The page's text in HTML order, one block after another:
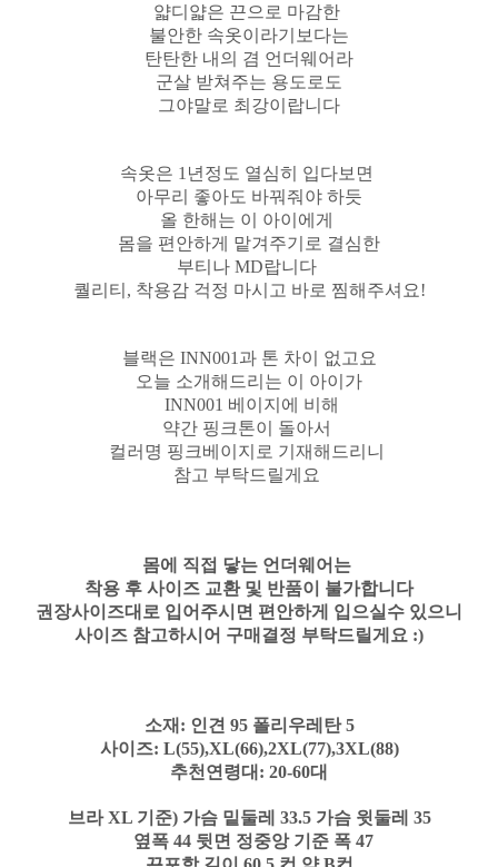
얇디얇은 끈으로 마감한
불안한 속옷이라기보다는
탄탄한 내의 겸 언더웨어라
군살 받쳐주는 용도로도
그야말로 최강이랍니다
속옷은 1년정도 열심히 입다보면
아무리 좋아도 바꿔줘야 하듯
올 한해는 이 아이에게
몸을 편안하게 맡겨주기로 결심한
부티나 MD랍니다
퀄리티, 착용감 걱정 마시고 바로 찜해주셔요!
블랙은 INN001과 톤 차이 없고요
오늘 소개해드리는 이 아이가
INN001 베이지에 비해
약간 핑크톤이 돌아서
컬러명 핑크베이지로 기재해드리니
참고 부탁드릴게요
몸에 직접 닿는 언더웨어는
착용 후 사이즈 교환 및 반품이 불가합니다
권장사이즈대로 입어주시면 편안하게 입으실수 있으니
사이즈 참고하시어 구매결정 부탁드릴게요 :)
소재: 인견 95 폴리우레탄 5
사이즈: L(55),XL(66),2XL(77),3XL(88)
추천연령대: 20-60대
브라 XL 기준) 가슴 밑둘레 33.5 가슴 윗둘레 35
옆폭 44 뒷면 정중앙 기준 폭 47